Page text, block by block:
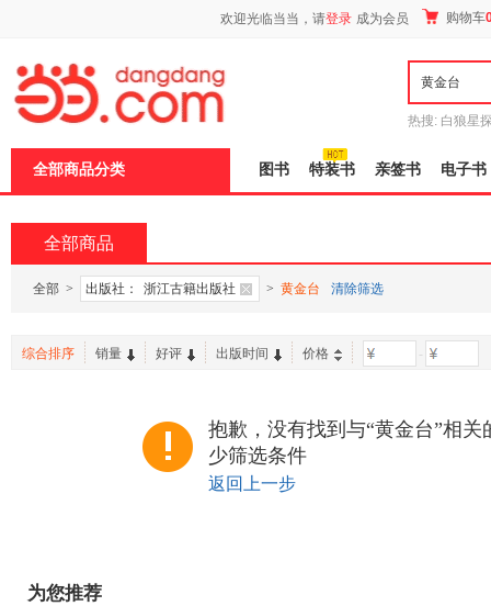
欢迎光临当当，请登录 成为会员 购物车
热搜: 白狼星
全部商品分类 图书 特装书 亲签书 电子书
全部商品
全部 > 出版社： 浙江古籍出版社 > 黄金台 清除筛选
综合排序 销量 好评 出版时间 价格 -
抱歉，没有找到与“黄金台”相
少筛选条件
返回上一步
为您推荐
页
加